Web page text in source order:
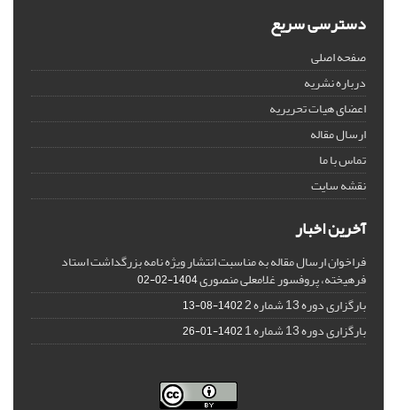
دسترسی سریع
صفحه اصلی
درباره نشریه
اعضای هیات تحریریه
ارسال مقاله
تماس با ما
نقشه سایت
آخرین اخبار
فراخوان ارسال مقاله به مناسبت انتشار ویژه نامه بزرگداشت استاد
فرهیخته، پروفسور غلامعلی منصوری1404-02-02
بارگزاری دوره 13 شماره 2 1402-08-13
بارگزاری دوره 13 شماره 1 1402-01-26